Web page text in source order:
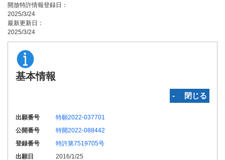
開放特許情報登録日：
2025/3/24
最新更新日：
2025/3/24
基本情報
‐ 閉じる
出願番号
特願2022-037701
公開番号
特開2022-088442
登録番号
特許第7519705号
出願日
2016/1/25